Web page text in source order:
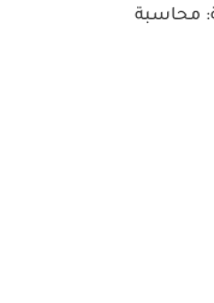
محاسبة